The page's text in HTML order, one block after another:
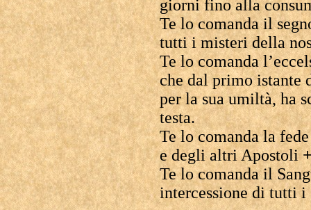
giorni fino alla
Te lo comanda il
tutti i misteri della
Te lo comanda
che dal primo istante
per la sua umiltà, ha
testa.
Te lo comanda la
e degli altri Apostoli
Te lo comanda il
intercessione di tutti